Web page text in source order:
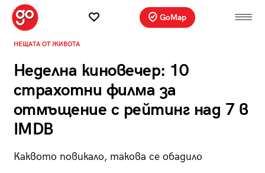
GoMap
НЕЩАТА ОТ ЖИВОТА
Неделна киновечер: 10
страхотни филма за
отмъщение с рейтинг над 7 в
IMDB
Каквото повикало, такова се обадило